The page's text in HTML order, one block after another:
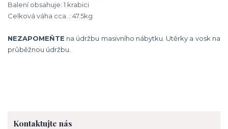
Balení obsahuje: 1 krabici
Celková váha cca .: 47.5kg
NEZAPOMEŇTE na údržbu masivního nábytku. Utěrky a vosk na
průběžnou údržbu.
Kontaktujte nás